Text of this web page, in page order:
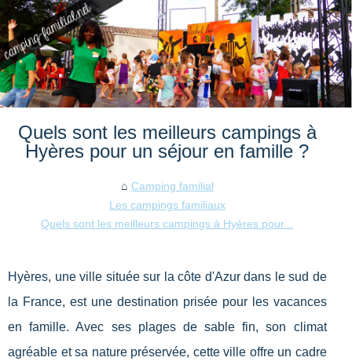
Quels sont les meilleurs campings à
Hyères pour un séjour en famille ?
Camping familial
Les campings familiaux
Quels sont les meilleurs campings à Hyères pour...
Hyères, une ville située sur la côte d'Azur dans le sud de
la France, est une destination prisée pour les vacances
en famille. Avec ses plages de sable fin, son climat
agréable et sa nature préservée, cette ville offre un cadre